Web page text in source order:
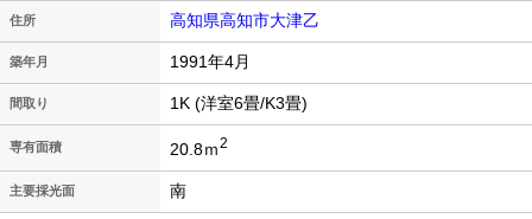
住所 高知県高知市大津乙
築年月 1991年4月
間取り 1K (洋室6畳/K3畳)
専有面積 20.8ｍ2
主要採光面 南